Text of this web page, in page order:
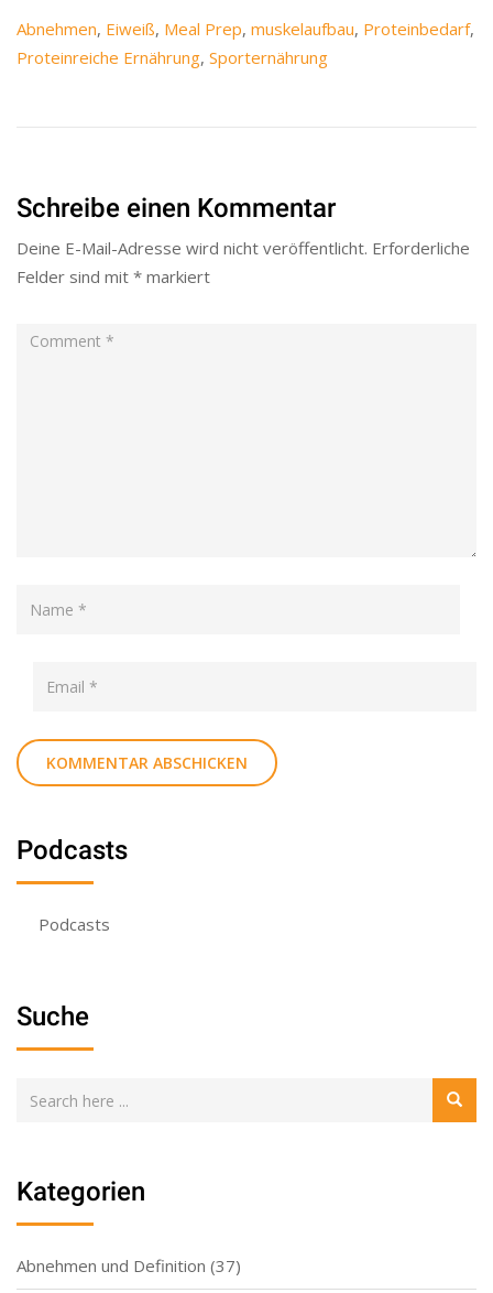
Abnehmen, Eiweiß, Meal Prep, muskelaufbau, Proteinbedarf,
Proteinreiche Ernährung, Sporternährung
Schreibe einen Kommentar
Deine E-Mail-Adresse wird nicht veröffentlicht. Erforderliche
Felder sind mit * markiert
Podcasts
Podcasts
Suche
Kategorien
Abnehmen und Definition (37)